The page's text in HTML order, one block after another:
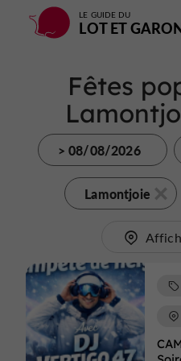
LE GUIDE DU
LOT ET
Fêtes
> 08/08/2026
Lamontjoie